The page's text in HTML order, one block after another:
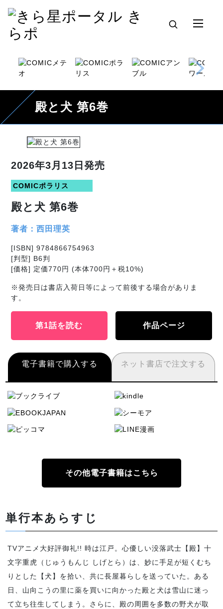
殿と犬 第6巻
2026年3月13日発売
COMICポラリス
殿と犬 第6巻
著者：西田理英
[ISBN] 9784866754963
[判型] B6判
[価格] 定価770円 (本体700円＋税10%)
※発売日は書店入荷日等によって前後する場合がありま
す。
第1話を読む 作品ページ
電子書籍で購入する ネット書店で注文する
その他電子書籍はこちら
単行本あらすじ
TVアニメ大好評御礼!! 時は江戸。心優しい没落武士【殿】十
文字重虎（じゅうもんじ しげとら）は、妙に手足が短くむち
りとした【犬】を拾い、共に長屋暮らしを送っていた。ある
日、山向こうの里に薬を買いに向かった殿と犬は雪山に迷っ
て立ち往生してしまう。さらに、殿の周囲を多数の野犬が取